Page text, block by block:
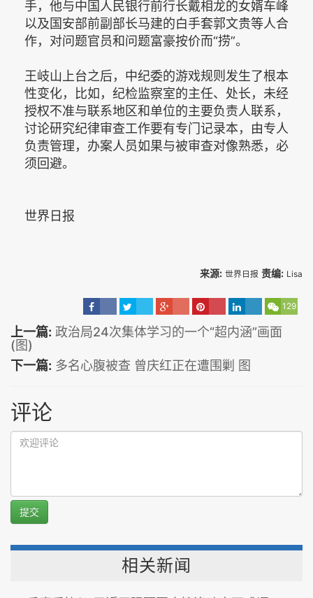
手，他与中国人民银行前行长戴相龙的女婿车峰
以及国安部前副部长马建的白手套郭文贵等人合
作，对问题官员和问题富豪按价而“捞”。
王岐山上台之后，中纪委的游戏规则发生了根本
性变化，比如，纪检监察室的主任、处长，未经
授权不准与联系地区和单位的主要负责人联系，
讨论研究纪律审查工作要有专门记录本，由专人
负责管理，办案人员如果与被审查对像熟悉，必
须回避。
世界日报
来源: 世界日报 责编: Lisa
129
上一篇: 政治局24次集体学习的一个“超内涵”画面
(图)
下一篇: 多名心腹被查 曾庆红正在遭围剿 图
评论
提交
相关新闻